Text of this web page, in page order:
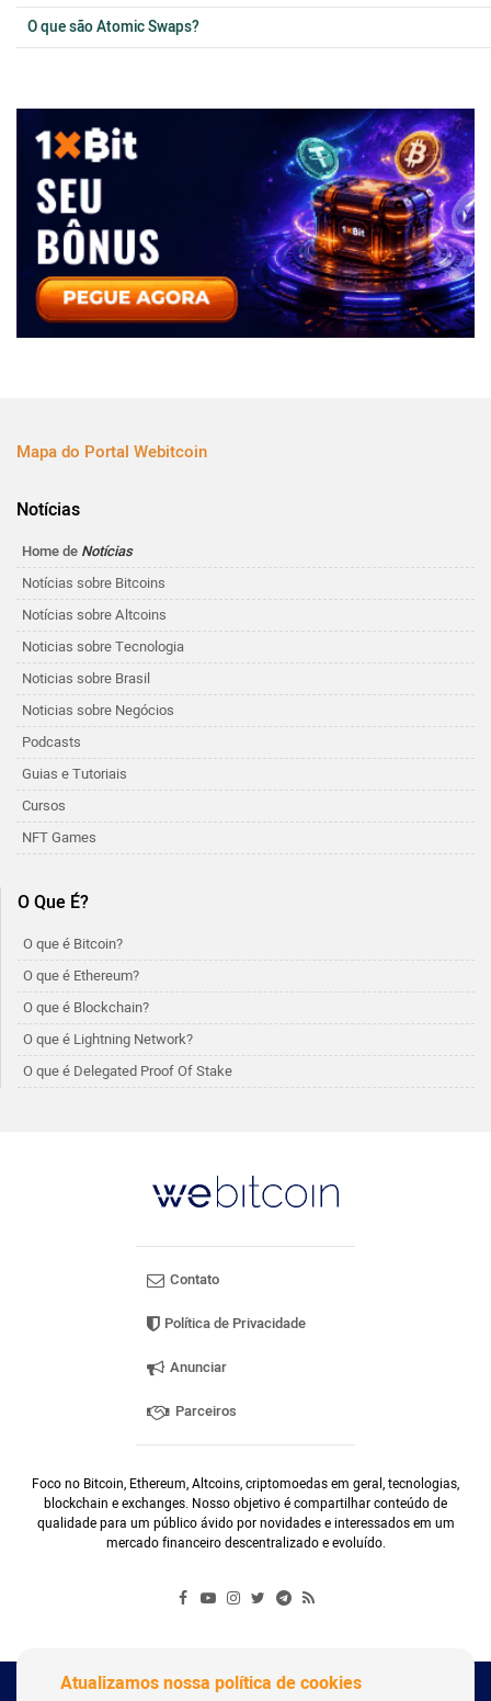
O que são Atomic Swaps?
Mapa do Portal Webitcoin
Notícias
Home de Notícias
Notícias sobre Bitcoins
Notícias sobre Altcoins
Noticias sobre Tecnologia
Noticias sobre Brasil
Noticias sobre Negócios
Podcasts
Guias e Tutoriais
Cursos
NFT Games
O Que É?
O que é Bitcoin?
O que é Ethereum?
O que é Blockchain?
O que é Lightning Network?
O que é Delegated Proof Of Stake
Contato
Política de Privacidade
Anunciar
Parceiros
Foco no Bitcoin, Ethereum, Altcoins, criptomoedas em geral, tecnologias,
blockchain e exchanges. Nosso objetivo é compartilhar conteúdo de
qualidade para um público ávido por novidades e interessados em um
mercado financeiro descentralizado e evoluído.
Atualizamos nossa política de cookies